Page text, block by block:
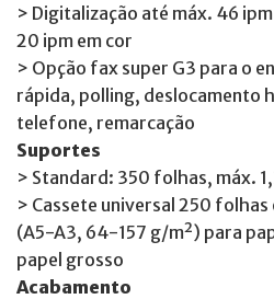
> Digitalização até máx. 46
20 ipm em cor
> Opção fax super G3 para o
rápida, polling, deslocamento
telefone, remarcação
Suportes
> Standard: 350 folhas, máx.
> Cassete universal 250
(A5-A3, 64-157 g/m²) para
papel grosso
Acabamento